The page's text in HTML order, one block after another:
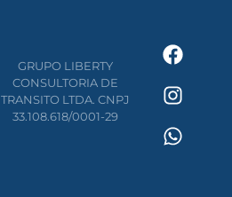
GRUPO LIBERTY
CONSULTORIA DE
TRANSITO LTDA. CNPJ
33.108.618/0001-29